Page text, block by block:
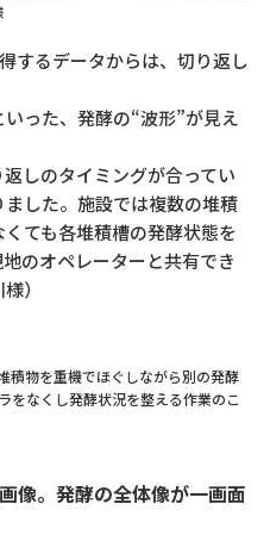
するデータからは、切り返し
った、発酵の“波形”が見え
しのタイミングが合ってい
した。施設では複数の堆積
ても各堆積槽の発酵状態を
のオペレーターと共有でき
）
物を重機でほぐしながら別の発酵
をなくし発酵状況を整える作業のこ
像。発酵の全体像が一画面